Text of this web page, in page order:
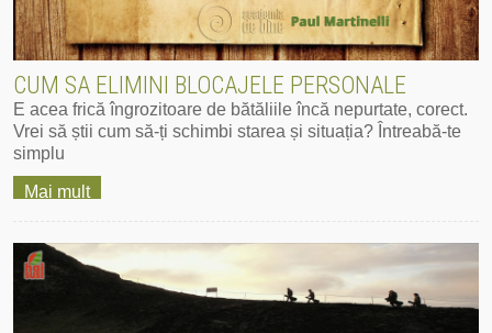
CUM SA ELIMINI BLOCAJELE PERSONALE
E acea frică îngrozitoare de bătăliile încă nepurtate, corect.
Vrei să știi cum să-ți schimbi starea și situația? Întreabă-te
simplu
Mai mult